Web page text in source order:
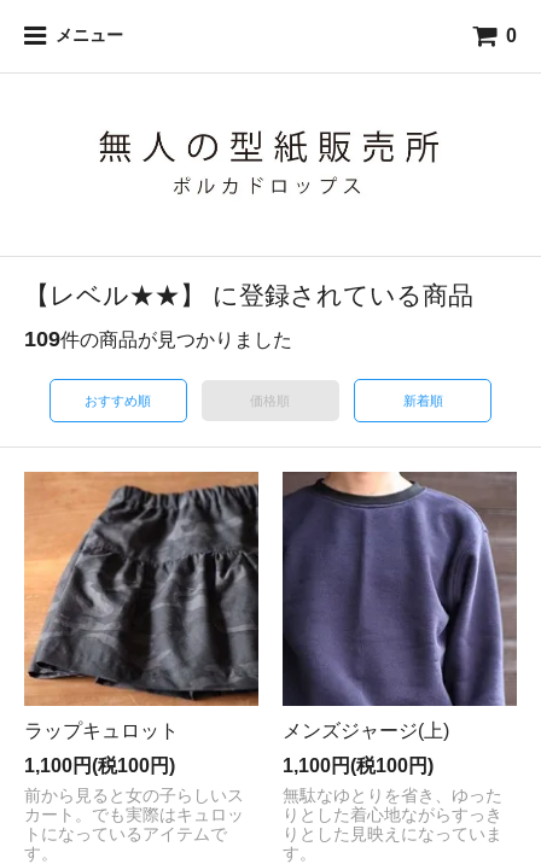
メニュー 0
【レベル★★】 に登録されている商品
109件の商品が見つかりました
おすすめ順 価格順 新着順
ラップキュロット
1,100円(税100円)
前から見ると女の子らしいス
カート。でも実際はキュロッ
トになっているアイテムで
す。
メンズジャージ(上)
1,100円(税100円)
無駄なゆとりを省き、ゆった
りとした着心地ながらすっき
りとした見映えになっていま
す。